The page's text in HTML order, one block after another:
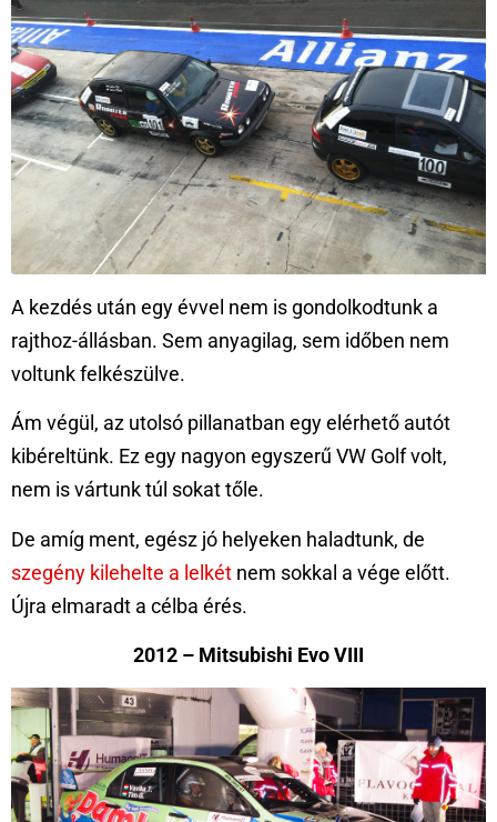
A kezdés után egy évvel nem is gondolkodtunk a
rajthoz-állásban. Sem anyagilag, sem időben nem
voltunk felkészülve.
Ám végül, az utolsó pillanatban egy elérhető autót
kibéreltünk. Ez egy nagyon egyszerű VW Golf volt,
nem is vártunk túl sokat tőle.
De amíg ment, egész jó helyeken haladtunk, de
szegény kilehelte a lelkét nem sokkal a vége előtt.
Újra elmaradt a célba érés.
2012 – Mitsubishi Evo VIII